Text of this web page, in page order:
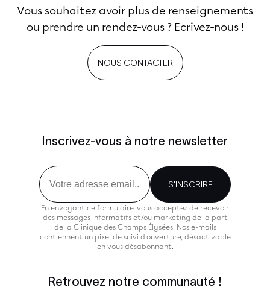
Vous souhaitez avoir plus de renseignements
ou prendre un rendez-vous ? Ecrivez-nous !
NOUS CONTACTER
Inscrivez-vous à notre newsletter
Email
S'INSCRIRE
En envoyant ce formulaire, vous acceptez de recevoir
des messages informatifs et/ou marketing de la part
de la Clinique des Champs Élysées. Nos e-mails
contiennent un pixel de suivi d'ouverture, désactivable
en vous désabonnant.
Retrouvez notre communauté !